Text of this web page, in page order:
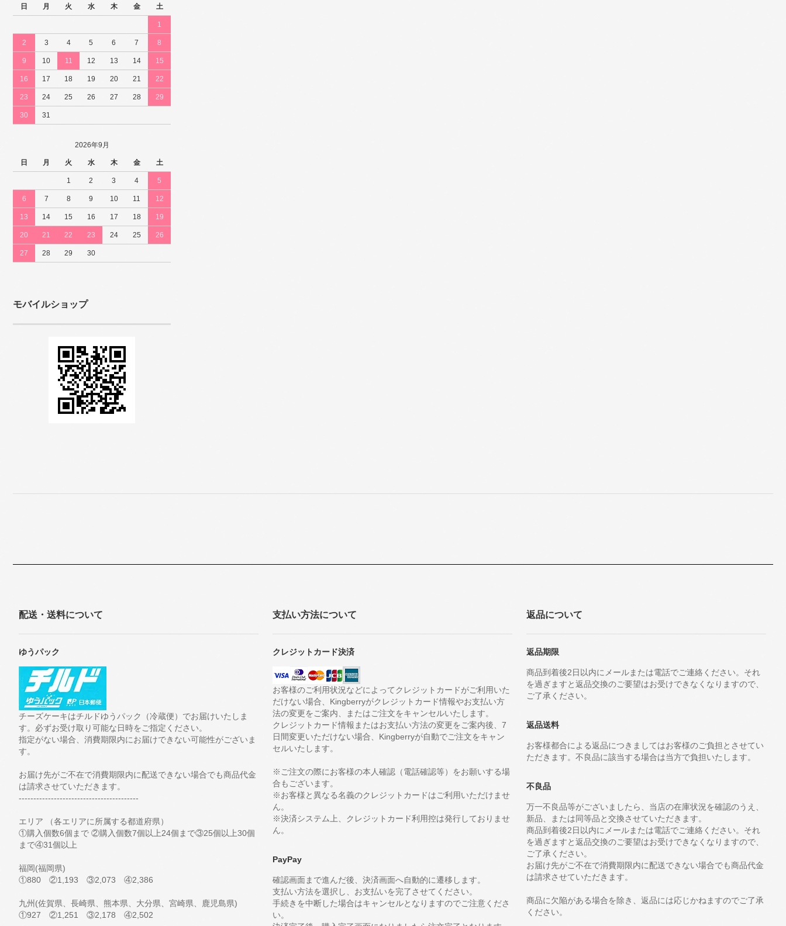
日 月 火 水 木 金 土
1
2 3 4 5 6 7 8
9 10 11 12 13 14 15
16 17 18 19 20 21 22
23 24 25 26 27 28 29
30 31
2026年9月
日 月 火 水 木 金 土
1 2 3 4 5
6 7 8 9 10 11 12
13 14 15 16 17 18 19
20 21 22 23 24 25 26
27 28 29 30
モバイルショップ
配送・送料について
ゆうパック
チーズケーキはチルドゆうパック（冷蔵便）でお届けいたしま
す。必ずお受け取り可能な日時をご指定ください。
指定がない場合、消費期限内にお届けできない可能性がございま
す。
お届け先がご不在で消費期限内に配送できない場合でも商品代金
は請求させていただきます。
-----------------------------------------
エリア （各エリアに所属する都道府県）
①購入個数6個まで ②購入個数7個以上24個まで③25個以上30個
まで④31個以上
福岡(福岡県)
①880 ②1,193 ③2,073 ④2,386
九州(佐賀県、長崎県、熊本県、大分県、宮崎県、鹿児島県)
①927 ②1,251 ③2,178 ④2,502
支払い方法について
クレジットカード決済
お客様のご利用状況などによってクレジットカードがご利用いた
だけない場合、Kingberryがクレジットカード情報やお支払い方
法の変更をご案内、またはご注文をキャンセルいたします。
クレジットカード情報またはお支払い方法の変更をご案内後、7
日間変更いただけない場合、Kingberryが自動でご注文をキャン
セルいたします。
※ご注文の際にお客様の本人確認（電話確認等）をお願いする場
合もございます。
※お客様と異なる名義のクレジットカードはご利用いただけませ
ん。
※決済システム上、クレジットカード利用控は発行しておりませ
ん。
PayPay
確認画面まで進んだ後、決済画面へ自動的に遷移します。
支払い方法を選択し、お支払いを完了させてください。
手続きを中断した場合はキャンセルとなりますのでご注意くださ
い。
返品について
返品期限
商品到着後2日以内にメールまたは電話でご連絡ください。それ
を過ぎますと返品交換のご要望はお受けできなくなりますので、
ご了承ください。
返品送料
お客様都合による返品につきましてはお客様のご負担とさせてい
ただきます。不良品に該当する場合は当方で負担いたします。
不良品
万一不良品等がございましたら、当店の在庫状況を確認のうえ、
新品、または同等品と交換させていただきます。
商品到着後2日以内にメールまたは電話でご連絡ください。それ
を過ぎますと返品交換のご要望はお受けできなくなりますので、
ご了承ください。
お届け先がご不在で消費期限内に配送できない場合でも商品代金
は請求させていただきます。
商品に欠陥がある場合を除き、返品には応じかねますのでご了承
ください。